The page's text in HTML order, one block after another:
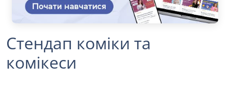
Стендап коміки та
комікеси